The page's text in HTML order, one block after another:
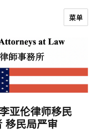
菜单
亚伦律师移民
移民局严审